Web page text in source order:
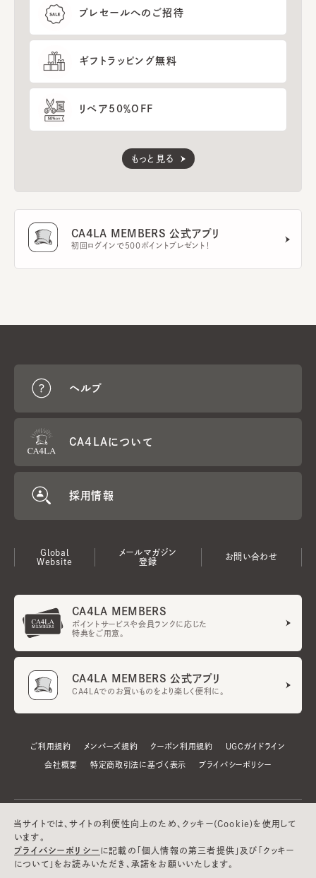
プレセールへのご招待
ギフトラッピング無料
リペア50％OFF
もっと見る
CA4LA MEMBERS 公式アプリ
初回ログインで500ポイントプレゼント！
ヘルプ
CA4LAについて
採用情報
Global
Website
メールマガジン
登録
お問い合わせ
CA4LA MEMBERS
ポイントサービスや会員ランクに応じた
特典をご用意。
CA4LA MEMBERS 公式アプリ
CA4LAでのお買いものをより楽しく便利に。
ご利用規約 メンバーズ規約 クーポン利用規約 UGCガイドライン
会社概要 特定商取引法に基づく表示 プライバシーポリシー
当サイトでは、サイトの利便性向上のため、クッキー(Cookie)を使用して
います。
プライバシーポリシー に記載の「個人情報の第三者提供」及び「クッキー
について」をお読みいただき、承諾をお願いいたします。